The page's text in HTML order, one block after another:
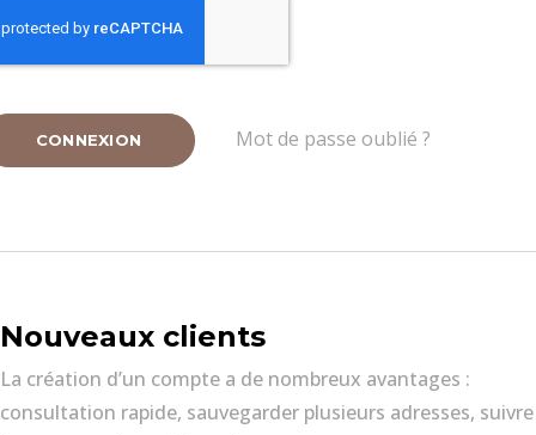
CONNEXION Mot de passe oublié ?
Nouveaux clients
La création d’un compte a de nombreux avantages :
consultation rapide, sauvegarder plusieurs adresses, suivre